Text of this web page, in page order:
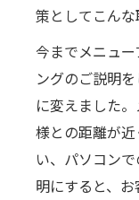
策としてこんな
今までメニュ
ングのご説明
に変えました
様との距離が
い、パソコン
明にすると、